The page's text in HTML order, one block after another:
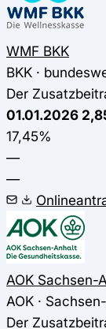
WMF BKK
BKK ·
Der
01.01.2026
17,45%
—
—
AOK Sachsen-
AOK ·
Der